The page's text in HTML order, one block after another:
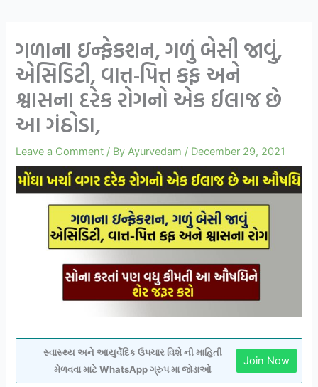
ગળાના ઇન્ફેકશન, ગળું બેસી જાવું,
એસિડિટી, વાત્ત-પિત્ત કફ અને
શ્વાસના દરેક રોગનો એક ઈલાજ છે
આ ગંઠોડા,
Leave a Comment / ByAyurvedam / December 29, 2021
સ્વાસ્થ્ય અને આયુર્વેદિક ઉપચાર વિશે ની માહિતી
મેળવવા માટે WhatsApp ગ્રુપ મા જોડાઓ
Join Now